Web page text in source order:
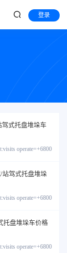
登录
驾式托盘堆垛车
operate=+6800]
站驾式托盘堆垛
operate=+6800]
托盘堆垛车价格
operate=+6800]